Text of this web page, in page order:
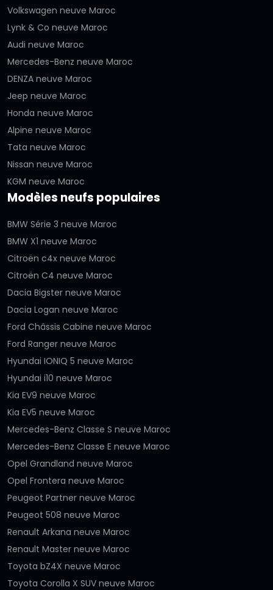
Volkswagen neuve Maroc
Lynk & Co neuve Maroc
Audi neuve Maroc
Mercedes-Benz neuve Maroc
DENZA neuve Maroc
Jeep neuve Maroc
Honda neuve Maroc
Alpine neuve Maroc
Tata neuve Maroc
Nissan neuve Maroc
KGM neuve Maroc
Modèles neufs populaires
BMW Série 3 neuve Maroc
BMW X1 neuve Maroc
Citroën c4x neuve Maroc
Citroën C4 neuve Maroc
Dacia Bigster neuve Maroc
Dacia Logan neuve Maroc
Ford Châssis Cabine neuve Maroc
Ford Ranger neuve Maroc
Hyundai IONIQ 5 neuve Maroc
Hyundai i10 neuve Maroc
Kia EV9 neuve Maroc
Kia EV5 neuve Maroc
Mercedes-Benz Classe S neuve Maroc
Mercedes-Benz Classe E neuve Maroc
Opel Grandland neuve Maroc
Opel Frontera neuve Maroc
Peugeot Partner neuve Maroc
Peugeot 508 neuve Maroc
Renault Arkana neuve Maroc
Renault Master neuve Maroc
Toyota bZ4X neuve Maroc
Toyota Corolla X SUV neuve Maroc